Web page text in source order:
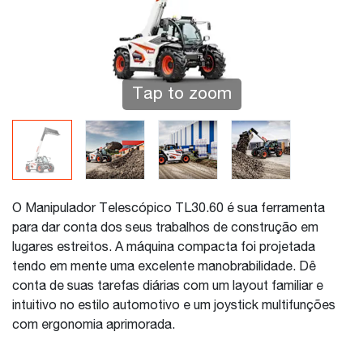
Tap to zoom
O Manipulador Telescópico TL30.60 é sua ferramenta
para dar conta dos seus trabalhos de construção em
lugares estreitos. A máquina compacta foi projetada
tendo em mente uma excelente manobrabilidade. Dê
conta de suas tarefas diárias com um layout familiar e
intuitivo no estilo automotivo e um joystick multifunções
com ergonomia aprimorada.